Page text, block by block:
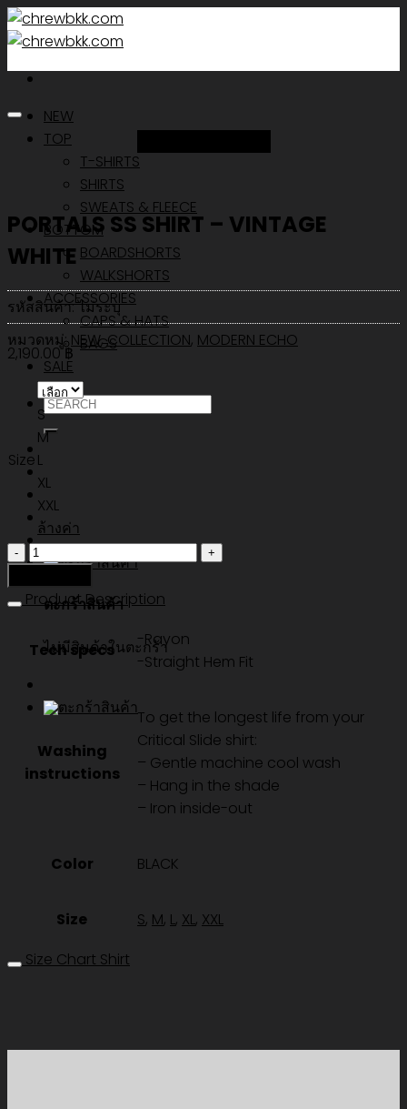
Skip
to
NEW
TOP
T-SHIRTS
SHIRTS
SWEATS & FLEECE
BOTTOM
BOARDSHORTS
WALKSHORTS
ACCESSORIES
CAPS & HATS
BAGS
SALE
ค้นหา:
ตะกร้าสินค้า
ไม่มีสินค้าในตะกร้า
PORTALS SS SHIRT – VINTAGE
WHITE
รหัสสินค้า:ไม่ระบุ
หมวดหมู่:NEW,COLLECTION, MODERN ECHO
2,190.00฿
Size
S
M
L
XL
XXL
ล้างค่า
จำนวน
SS
-
VINTAGE
WHITE
ชิ้น
Product Description
Tech specs
-Rayon
-Straight Hem Fit
Washing
instructions
To get the longest life from your
Critical Slide shirt:
– Gentle machine cool wash
– Hang in the shade
– Iron inside-out
Color BLACK
Size S, M, L, XL, XXL
Size Chart Shirt